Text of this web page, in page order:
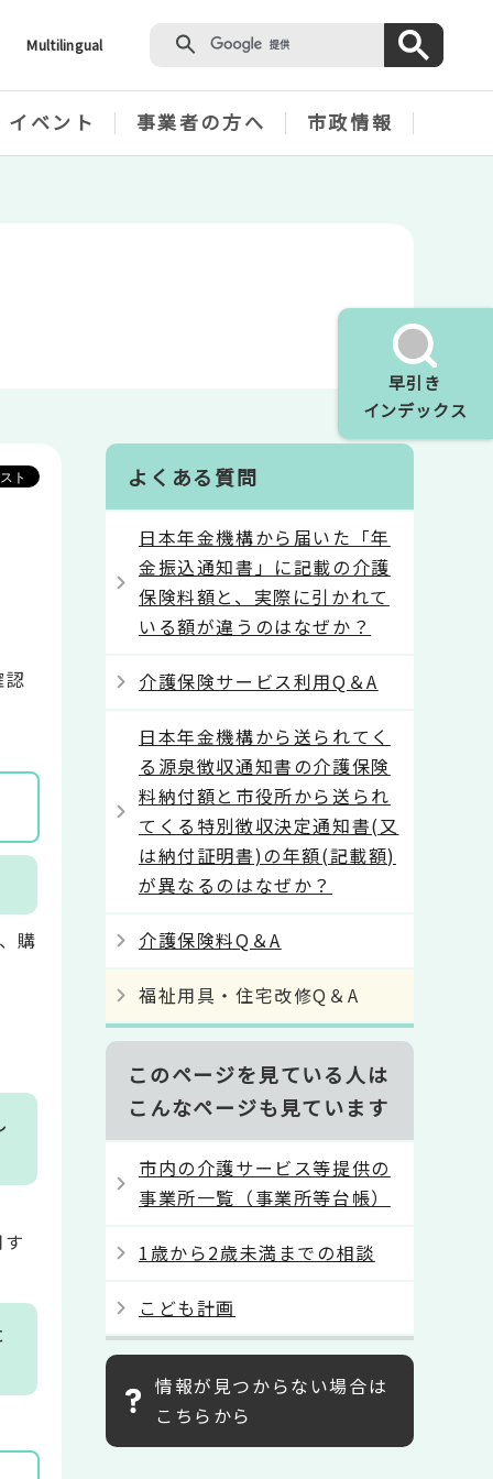
Multilingual
早引き
インデックス
イベント 事業者の方へ 市政情報
認
購
よくある質問
日本年金機構から届いた「年
金振込通知書」に記載の介護
保険料額と、実際に引かれて
いる額が違うのはなぜか？
介護保険サービス利用Q＆A
日本年金機構から送られてく
る源泉徴収通知書の介護保険
料納付額と市役所から送られ
てくる特別徴収決定通知書(又
は納付証明書)の年額(記載額)
が異なるのはなぜか？
介護保険料Q＆A
福祉用具・住宅改修Q＆A
このページを見ている人は
こんなページも見ています
市内の介護サービス等提供の
事業所一覧（事業所等台帳）
1歳から2歳未満までの相談
こども計画
情報が見つからない場合は
こちらから